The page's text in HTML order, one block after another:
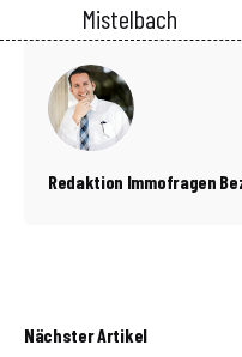
Mistelbach
Redaktion Immofragen
Nächster Artikel